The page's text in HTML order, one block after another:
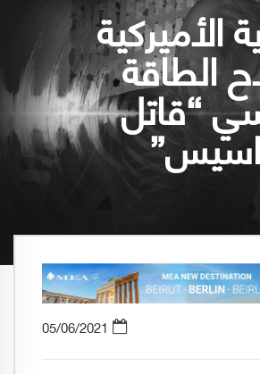
الأميركية
الطاقة
“قاتل
05/06/2021